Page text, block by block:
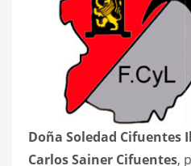
Doña Soledad Cifuentes
Carlos Sainer Cifuentes,